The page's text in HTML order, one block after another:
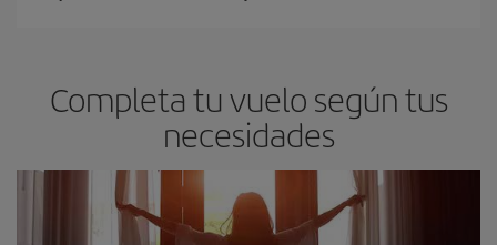
Completa tu vuelo según tus
necesidades